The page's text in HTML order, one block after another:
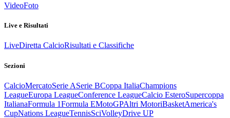
VideoFoto
Live e Risultati
LiveDiretta CalcioRisultati e Classifiche
Sezioni
CalcioMercatoSerie ASerie BCoppa ItaliaChampions
LeagueEuropa LeagueConference LeagueCalcio EsteroSupercoppa
ItalianaFormula 1Formula EMotoGPAltri MotoriBasketAmerica's
CupNations LeagueTennisSciVolleyDrive UP